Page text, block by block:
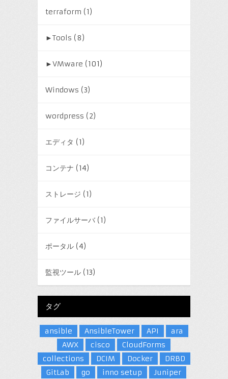
terraform (1)
►Tools (8)
►VMware (101)
Windows (3)
wordpress (2)
エディタ (1)
コンテナ (14)
ストレージ (1)
ファイルサーバ(1)
ポータル(4)
監視ツール(13)
タグ
ansible AnsibleTower API
ara
AWX
cisco
CloudForms
collections
DCIM Docker
DRBD
GitLab
go inno setup
Juniper